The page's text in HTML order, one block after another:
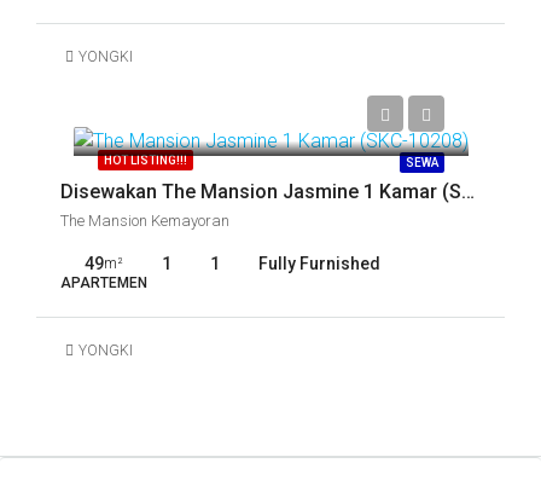
YONGKI
HOT LISTING!!! SEWA
Disewakan The Mansion Jasmine 1 Kamar (SKC-10208)
The Mansion Kemayoran
49m² 1 1 Fully Furnished
APARTEMEN
YONGKI